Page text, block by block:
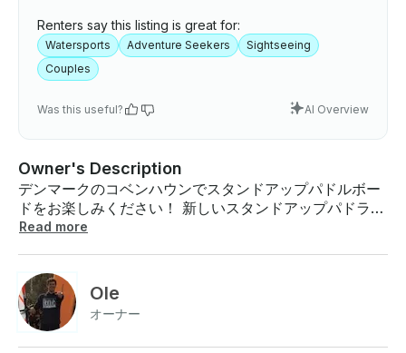
Renters say this listing is great for:
Watersports Adventure Seekers
Sightseeing
Couples
Was this useful? AI Overview
Owner's Description
デンマークのコベンハウンでスタンドアップパドルボー
ドをお楽しみください！ 新しいスタンドアップパドラー
のための2時間のSUPコース。コースは陸上での基本的
貸借対照表、パドルテクニック、フレーズに焦点を当て
ます。これらのテクニックとスキルは、水上でのさまざ
まなエクササイズやゲームを通じて見直され、訓練され
Read more
Ole
オーナー